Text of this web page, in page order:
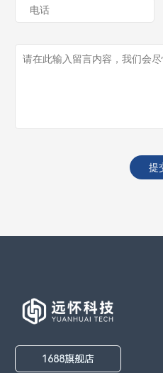
1688旗舰店